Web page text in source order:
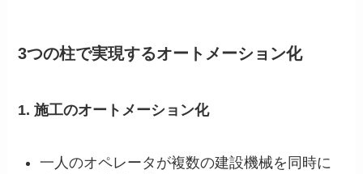
3つの柱で実現するオートメーション化
1. 施工のオートメーション化
一人のオペレータが複数の建設機械を同時に